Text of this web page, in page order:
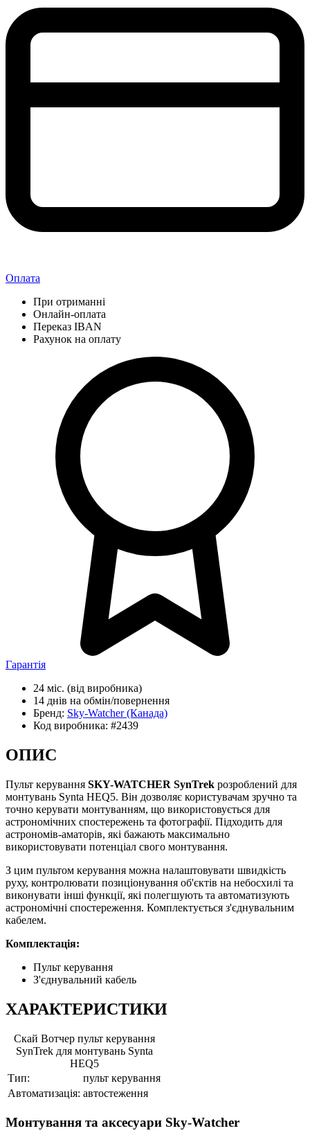
Оплата
При отриманні
Онлайн-оплата
Переказ IBAN
Рахунок на оплату
Гарантія
24 міс. (від виробника)
14 днів на обмін/повернення
Бренд: Sky-Watcher(Канада)
Код виробника: #2439
ОПИС
Пульт керування SKY-WATCHER SynTrek розроблений для
монтувань Synta HEQ5. Він дозволяє користувачам зручно та
точно керувати монтуванням, що використовується для
астрономічних спостережень та фотографії. Підходить для
астрономів-аматорів, які бажають максимально
використовувати потенціал свого монтування.
З цим пультом керування можна налаштовувати швидкість
руху, контролювати позиціонування об'єктів на небосхилі та
виконувати інші функції, які полегшують та автоматизують
астрономічні спостереження. Комплектується з'єднувальним
кабелем.
Комплектація:
Пульт керування
З'єднувальний кабель
ХАРАКТЕРИСТИКИ
Скай Вотчер пульт керування
SynTrek для монтувань Synta
HEQ5
Тип:
пульт керування
Автоматизація: автостеження
Монтування та аксесуари Sky-Watcher